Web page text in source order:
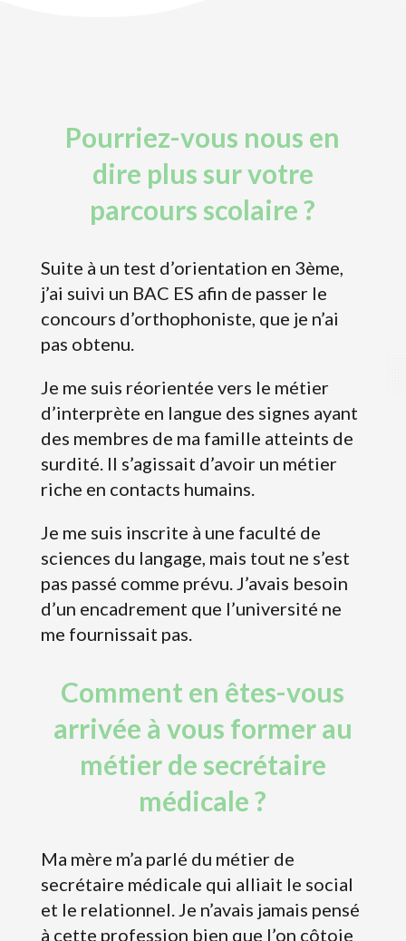
Pourriez-vous nous en
dire plus sur votre
parcours scolaire ?
Suite à un test d’orientation en 3ème,
j’ai suivi un BAC ES afin de passer le
concours d’orthophoniste, que je n’ai
pas obtenu.
Je me suis réorientée vers le métier
d’interprète en langue des signes ayant
des membres de ma famille atteints de
surdité. Il s’agissait d’avoir un métier
riche en contacts humains.
Je me suis inscrite à une faculté de
sciences du langage, mais tout ne s’est
pas passé comme prévu. J’avais besoin
d’un encadrement que l’université ne
me fournissait pas.
Comment en êtes-vous
arrivée à vous former au
métier de secrétaire
médicale ?
Ma mère m’a parlé du métier de
secrétaire médicale qui alliait le social
et le relationnel. Je n’avais jamais pensé
à cette profession bien que l’on côtoie